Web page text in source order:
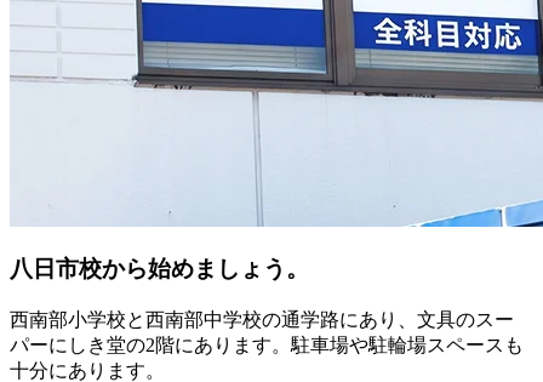
八日市校から始めましょう。
西南部小学校と西南部中学校の通学路にあり、文具のスー
パーにしき堂の2階にあります。駐車場や駐輪場スペースも
十分にあります。